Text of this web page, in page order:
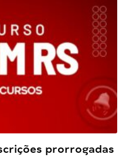
prorrogadas